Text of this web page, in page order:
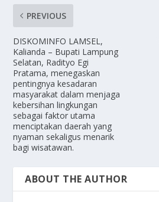
PREVIOUS
DISKOMINFO LAMSEL,
Kalianda – Bupati Lampung
Selatan, Radityo Egi
Pratama, menegaskan
pentingnya kesadaran
masyarakat dalam menjaga
kebersihan lingkungan
sebagai faktor utama
menciptakan daerah yang
nyaman sekaligus menarik
bagi wisatawan.
ABOUT THE AUTHOR